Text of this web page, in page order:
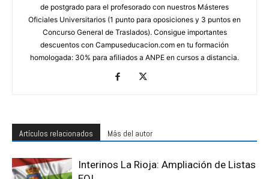
de postgrado para el profesorado con nuestros Másteres
Oficiales Universitarios (1 punto para oposiciones y 3 puntos en
Concurso General de Traslados). Consigue importantes
descuentos con Campuseducacion.com en tu formación
homologada: 30% para afiliados a ANPE en cursos a distancia.
Artículos relacionados Más del autor
Interinos La Rioja: Ampliación de Listas